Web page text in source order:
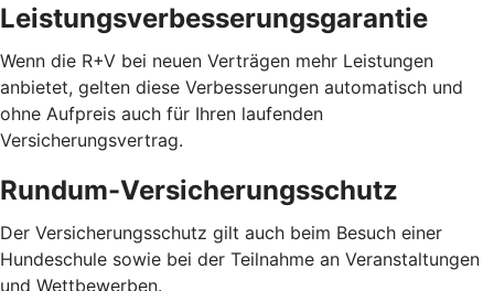
Leistungsverbesserungsgarantie
Wenn die R+V bei neuen Verträgen mehr Leistungen
anbietet, gelten diese Verbesserungen automatisch und
ohne Aufpreis auch für Ihren laufenden
Versicherungsvertrag.
Rundum-Versicherungsschutz
Der Versicherungsschutz gilt auch beim Besuch einer
Hundeschule sowie bei der Teilnahme an Veranstaltungen
und Wettbewerben.